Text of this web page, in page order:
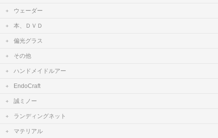
ウェーダー
本、ＤＶＤ
偏光グラス
その他
ハンドメイドルアー
EndoCraft
誠ミノー
ランディングネット
マテリアル